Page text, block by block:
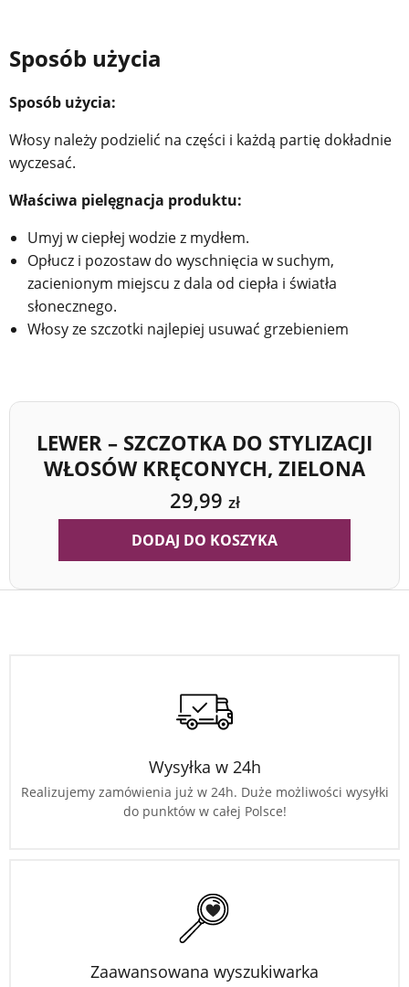
Sposób użycia
Sposób użycia:
Włosy należy podzielić na części i każdą partię dokładnie
wyczesać.
Właściwa pielęgnacja produktu:
Umyj w ciepłej wodzie z mydłem.
Opłucz i pozostaw do wyschnięcia w suchym,
zacienionym miejscu z dala od ciepła i światła
słonecznego.
Włosy ze szczotki najlepiej usuwać grzebieniem
LEWER – SZCZOTKA DO STYLIZACJI
WŁOSÓW KRĘCONYCH, ZIELONA
29,99 zł
DODAJ DO KOSZYKA
Wysyłka w 24h
Realizujemy zamówienia już w 24h. Duże możliwości wysyłki
do punktów w całej Polsce!
Zaawansowana wyszukiwarka